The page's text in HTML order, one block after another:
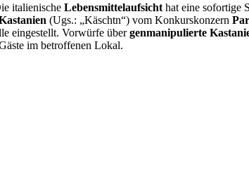
italienische Lebensmittelaufsicht hat eine sofortige
(Ugs.: „Käschtn“) vom Konkurskonzern
eingestellt. Vorwürfe übergenmanipulierte
im betroffenen Lokal.